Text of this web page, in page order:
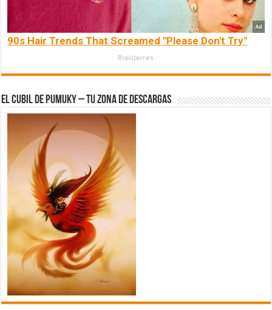
90s Hair Trends That Screamed "Please Don't Try"
Brainberries
El Cubil de Pumuky – Tu zona de Descargas